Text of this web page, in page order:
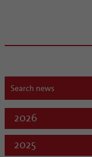
2026
2025